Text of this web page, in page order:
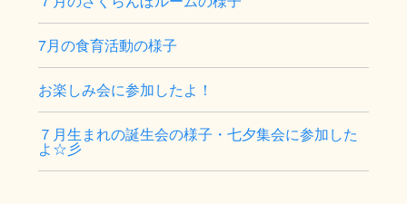
7月の食育活動の様子
お楽しみ会に参加したよ！
７月生まれの誕生会の様子・七夕集会に参加した
よ☆彡